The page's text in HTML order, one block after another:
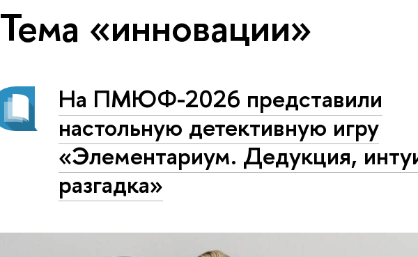
Тема «инновации»
На ПМЮФ-2026 представили
настольную детективную игру
«Элементариум. Дедукция,
разгадка»